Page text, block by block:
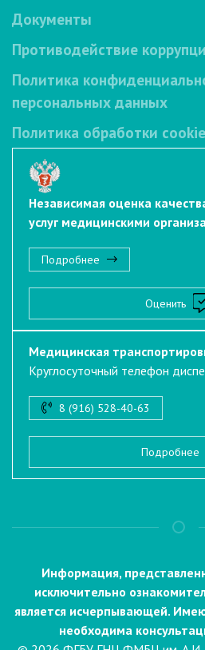
Документы
Противодействие
Политика
персональных данных
Политика обработки
Независимая оценка
услуг медицинскими
Подробнее
Оценить
Медицинская
Круглосуточный телефон
8 (916) 528-40-63
Подробнее
Информация,
исключительно
является исчерпывающей.
необходима